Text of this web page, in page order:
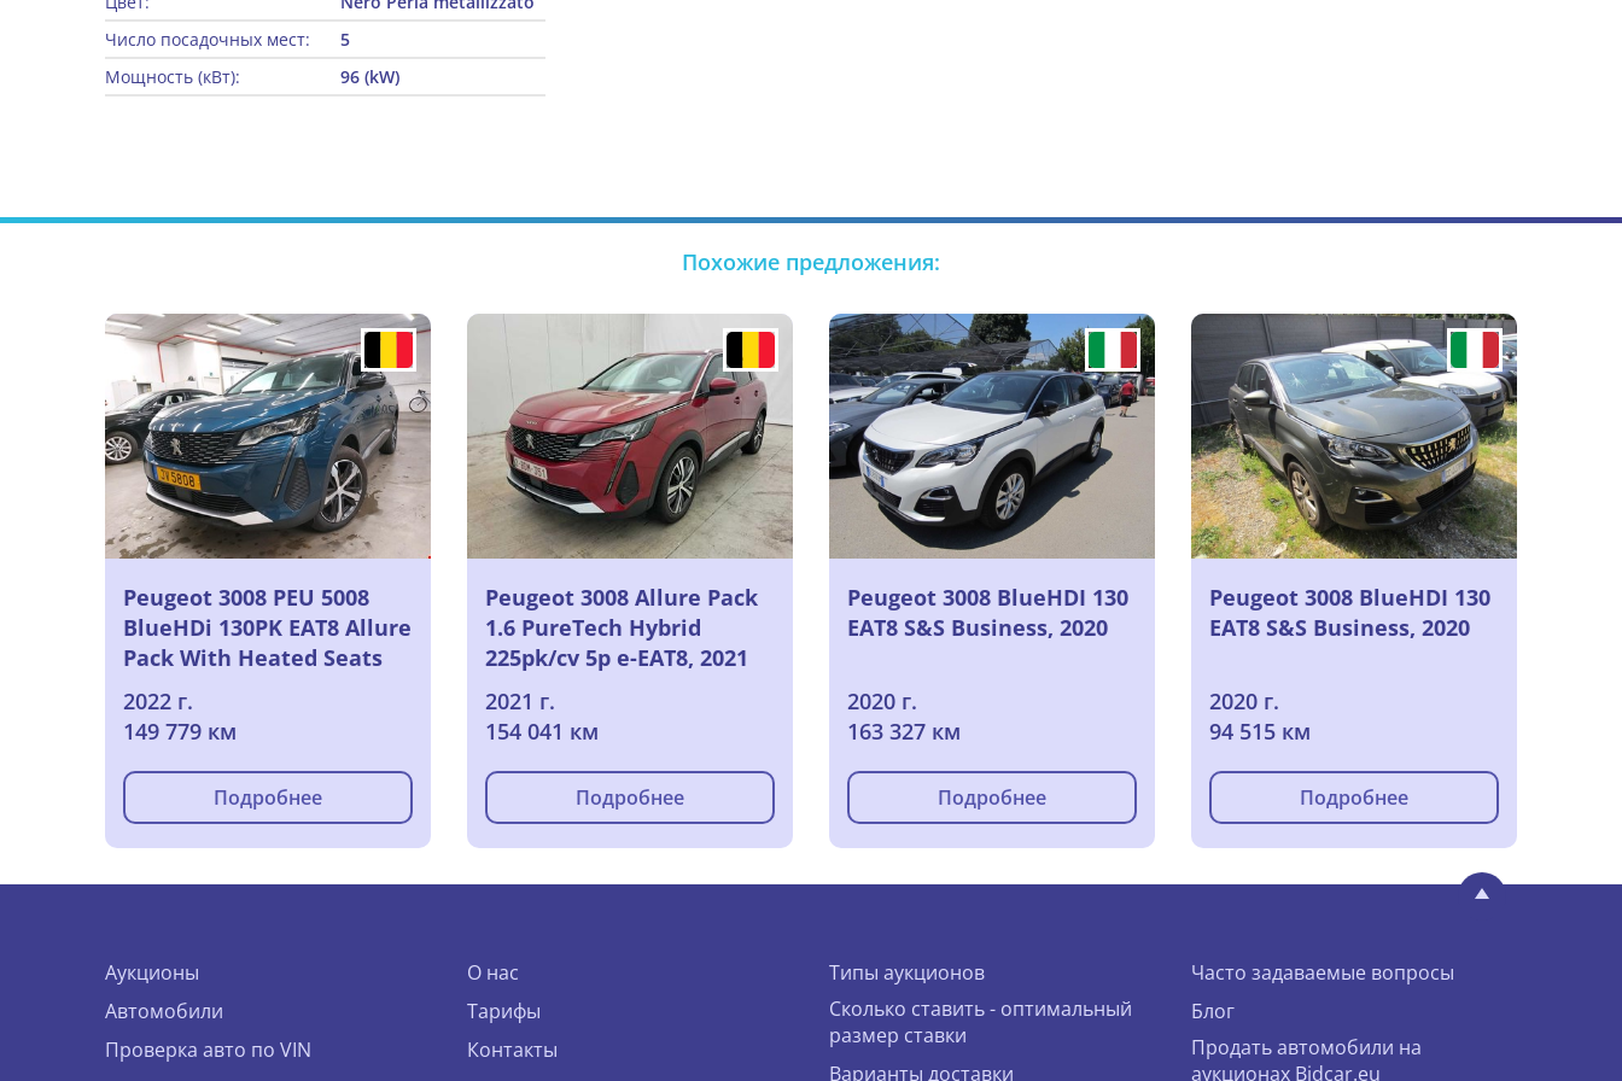
Число посадочных мест:
5
Мощность (кВт):
96 (kW)
Похожие предложения:
Peugeot 3008 PEU 5008
BlueHDi 130PK EAT8 Allure
Pack With Heated Seats
2022 г.
149 779 км
Подробнее
Peugeot 3008 Allure Pack
1.6 PureTech Hybrid
225pk/cv 5p e-EAT8, 2021
2021 г.
154 041 км
Подробнее
Peugeot 3008 BlueHDI 130
EAT8 S&S Business, 2020
2020 г.
163 327 км
Подробнее
Peugeot 3008 BlueHDI 130
EAT8 S&S Business, 2020
2020 г.
94 515 км
Подробнее
Аукционы
Автомобили
Проверка авто по VIN
О нас
Тарифы
Контакты
Типы аукционов
Сколько ставить - оптимальный
размер ставки
Варианты доставки
Часто задаваемые вопросы
Блог
Продать автомобили на
аукционах Bidcar.eu